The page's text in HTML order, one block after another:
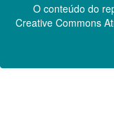
O conteúdo do
Creative Commons